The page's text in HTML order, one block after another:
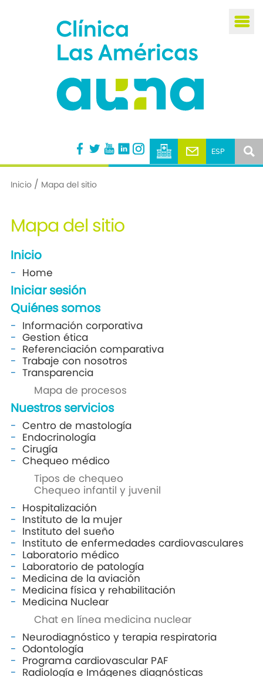
Inicio/ Mapa del sitio
Mapa del sitio
Inicio
Home
Iniciar sesión
Quiénes somos
Información corporativa
Gestion ética
Referenciación comparativa
Trabaje con nosotros
Transparencia
Mapa de procesos
Nuestros servicios
Centro de mastología
Endocrinología
Cirugía
Chequeo médico
Tipos de chequeo
Chequeo infantil y juvenil
Hospitalización
Instituto de la mujer
Instituto del sueño
Instituto de enfermedades cardiovasculares
Laboratorio médico
Laboratorio de patología
Medicina de la aviación
Medicina física y rehabilitación
Medicina Nuclear
Chat en línea medicina nuclear
Neurodiagnóstico y terapia respiratoria
Odontología
Programa cardiovascular PAF
Radiología e Imágenes diagnósticas